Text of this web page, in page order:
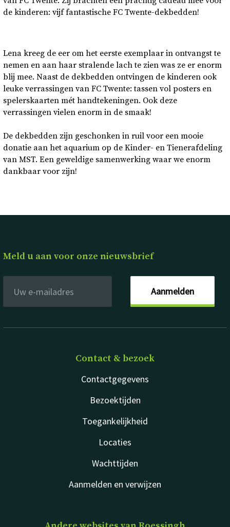
de kinderen: vijf fantastische FC Twente-dekbedden!
Lena kreeg de eer om het eerste exemplaar in ontvangst te
nemen en aan haar stralende lach te zien was ze er enorm
blij mee. Naast de dekbedden ontvingen de kinderen ook
leuke verrassingen van FC Twente: tassen vol posters en
spelerskaarten mét handtekeningen. Ook deze
verrassingen vielen enorm in de smaak!
De dekbedden zijn geschonken in ruil voor een mooie
donatie aan het aquarium op de Kinder- en Tienerafdeling
van MST. Een geweldige samenwerking waar we enorm
dankbaar voor zijn!
Meld u aan voor onze nieuwsbrief
Aanmelden
Contact & bezoek
Contactgegevens
Locaties
Bezoektijden
Wachttijden
Toegankelijkheid
Aanmelden en verwijzen